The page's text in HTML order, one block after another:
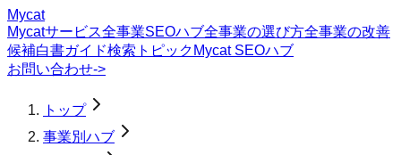
Mycat
Mycatサービス全事業SEOハブ全事業の選び方全事業の改善
候補白書ガイド検索トピック Mycat SEOハブ
お問い合わせ->
トップ
事業別ハブ